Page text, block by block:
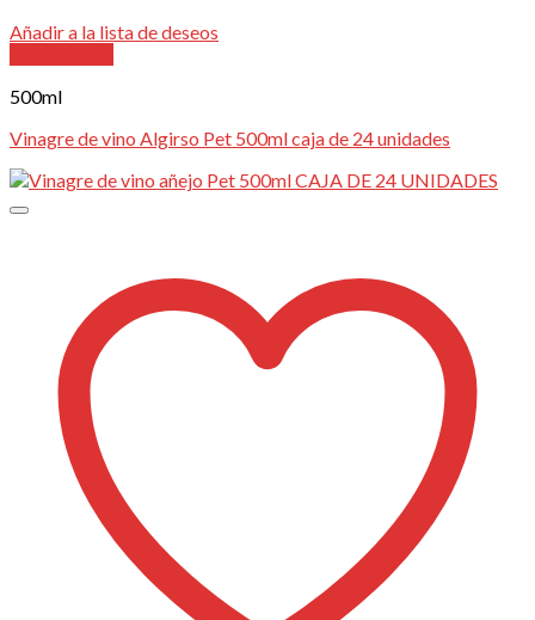
Añadir a la lista de deseos
500ml
Vinagre de vino Algirso Pet 500ml caja de 24 unidades